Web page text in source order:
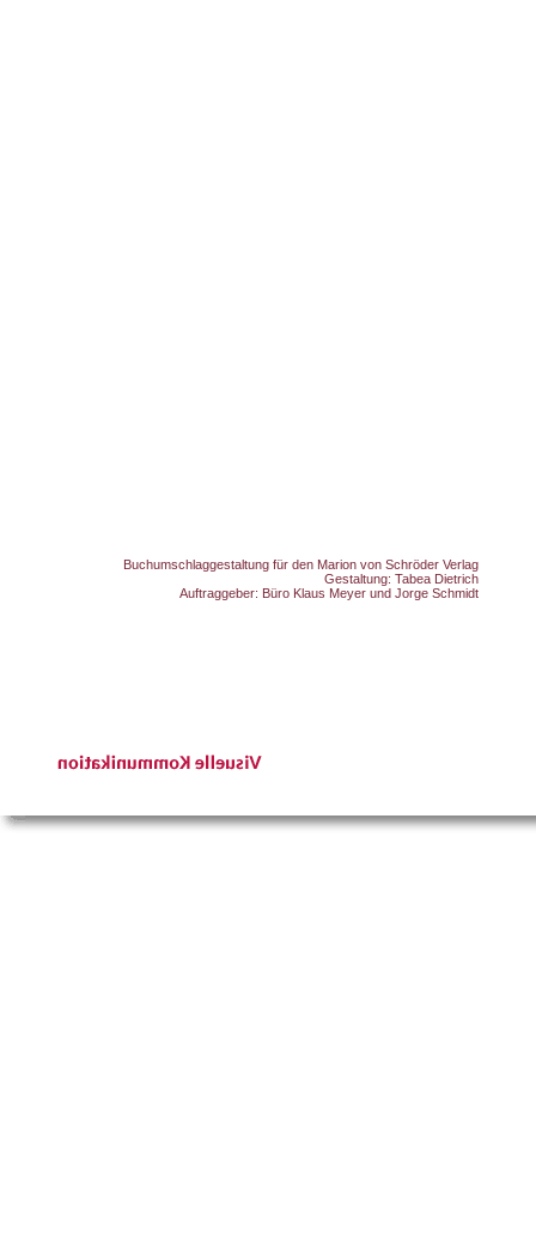
Buchumschlaggestaltung für den Marion von Schröder Verlag
Gestaltung: Tabea Dietrich
Auftraggeber: Büro Klaus Meyer und Jorge Schmidt